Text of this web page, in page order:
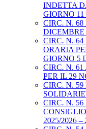
INDETTA
GIORNO
CIRC. N.
DICEMBRE
CIRC. N.
ORARIA
GIORNO 5
CIRC. N.
PER IL 29
CIRC. N.
CIRC. N.
2025/2026 –